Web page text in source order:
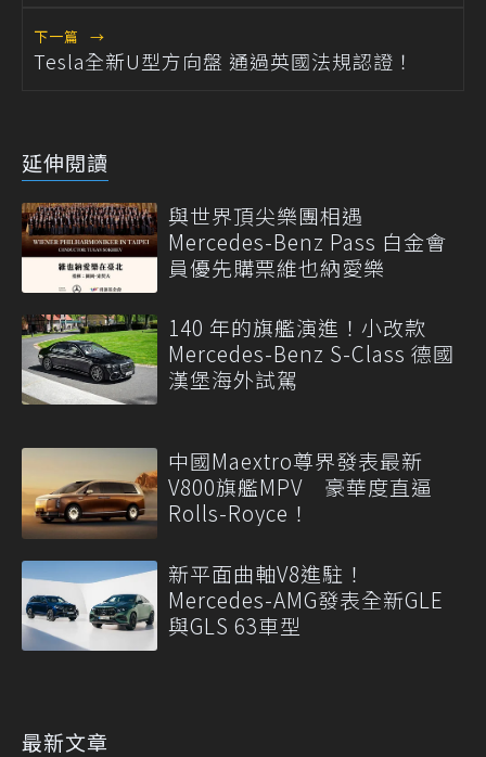
下一篇 →
Tesla全新U型方向盤 通過英國法規認證！
延伸閱讀
與世界頂尖樂團相遇
Mercedes-Benz Pass 白金會
員優先購票維也納愛樂
140 年的旗艦演進！小改款
Mercedes-Benz S-Class 德國
漢堡海外試駕
中國Maextro尊界發表最新
V800旗艦MPV 豪華度直逼
Rolls-Royce！
新平面曲軸V8進駐！
Mercedes-AMG發表全新GLE
與GLS 63車型
最新文章